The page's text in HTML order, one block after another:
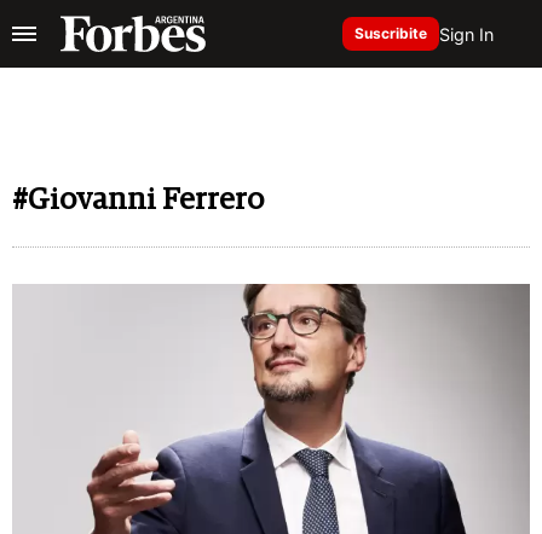
Suscribite Sign In
#Giovanni Ferrero